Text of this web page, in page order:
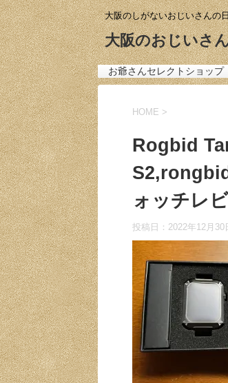
大阪のしがないおじいさんの
大阪のおじいさ
お爺さんセレクトショップ
HOME >
Rogbid
ォッチレ
投稿日： 2022年12月30